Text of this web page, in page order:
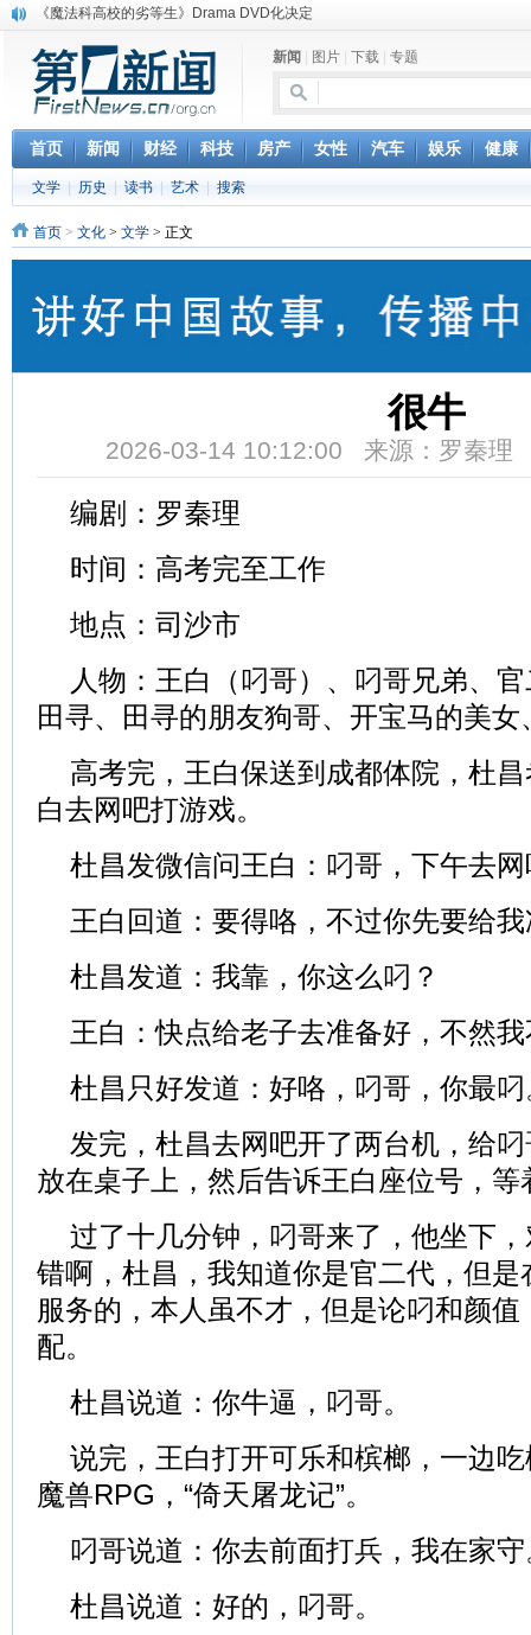
《魔法科高校的劣等生》Drama DVD化决定
消息称刘强东要求京东商城明年扭亏为盈
保健品也能吃出一身病? 康宝莱员工自揭多项家丑
煤价"跳水"电企利润"蹦高" 电煤联动亟待完善
苹果公司自建太阳能电厂为数据中心供电
吃饭、睡觉、黑人人？
网络电商和传统出版商的角逐：亚马逊停止接受Hachette所有图书订单
英国小猫因长得像希特勒遭袭 被扔垃圾左眼致盲
《中二病也想谈恋爱》女主角特报预告公开
新闻 图片 下载 专题
首页 新闻 财经 科技 房产 女性 汽车 娱乐 健康
文学 历史 读书 艺术 搜索
首页 > 文化 > 文学 > 正文
很牛
2026-03-14 10:12:00 来源：罗秦理
编剧：罗秦理
时间：高考完至工作
地点：司沙市
人物：王白（叼哥）、叼哥兄弟、
田寻、田寻的朋友狗哥、开宝马的美女
高考完，王白保送到成都体院，杜
白去网吧打游戏。
杜昌发微信问王白：叼哥，下午去
王白回道：要得咯，不过你先要给
杜昌发道：我靠，你这么叼？
王白：快点给老子去准备好，不然
杜昌只好发道：好咯，叼哥，你最叼
发完，杜昌去网吧开了两台机，给
放在桌子上，然后告诉王白座位号，等
过了十几分钟，叼哥来了，他坐下
错啊，杜昌，我知道你是官二代，但
服务的，本人虽不才，但是论叼和颜
配。
杜昌说道：你牛逼，叼哥。
说完，王白打开可乐和槟榔，一边
魔兽RPG，“倚天屠龙记”。
叼哥说道：你去前面打兵，我在家
杜昌说道：好的，叼哥。